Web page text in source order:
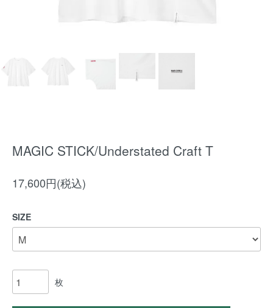
MAGIC STICK/Understated Craft T
17,600円(税込)
SIZE
枚